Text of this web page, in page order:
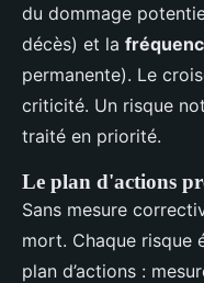
du dommage
décès) et la
permanente). Le
criticité. Un risque
traité en priorité.
Le plan d'actions
Sans mesure
mort. Chaque risque
plan d’actions :